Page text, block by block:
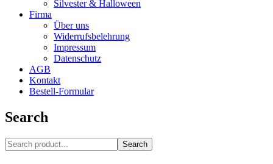
Silvester & Halloween
Firma
Über uns
Widerrufsbelehrung
Impressum
Datenschutz
AGB
Kontakt
Bestell-Formular
Search
Search